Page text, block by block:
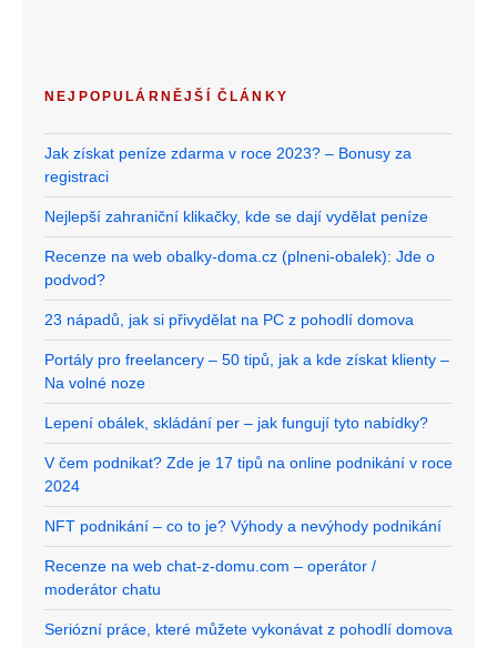
NEJPOPULÁRNĚJŠÍ ČLÁNKY
Jak získat peníze zdarma v roce 2023? – Bonusy za
registraci
Nejlepší zahraniční klikačky, kde se dají vydělat peníze
Recenze na web obalky-doma.cz (plneni-obalek): Jde o
podvod?
23 nápadů, jak si přivydělat na PC z pohodlí domova
Portály pro freelancery – 50 tipů, jak a kde získat klienty –
Na volné noze
Lepení obálek, skládání per – jak fungují tyto nabídky?
V čem podnikat? Zde je 17 tipů na online podnikání v roce
2024
NFT podnikání – co to je? Výhody a nevýhody podnikání
Recenze na web chat-z-domu.com – operátor /
moderátor chatu
Seriózní práce, které můžete vykonávat z pohodlí domova